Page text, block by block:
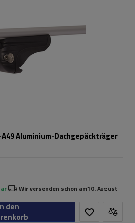
A49 Aluminium-Dachgepäckträger
Wir versenden schon am10. August
den